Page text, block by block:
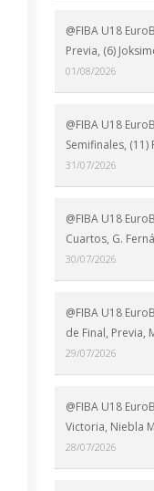
@FIBA U18
Previa, (6)
01/08/2026
@FIBA U18
Semifinales, (11)
31/07/2026
@FIBA U18
Cuartos, G.
30/07/2026
@FIBA U18
de Final, Previa,
29/07/2026
@FIBA U18
Victoria, Niebla
28/07/2026